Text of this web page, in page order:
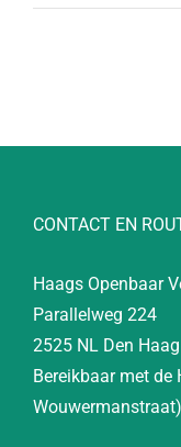
CONTACT EN
Haags Openbaar
Parallelweg 224
2525 NL Den Haag
Bereikbaar met de
Wouwermanstraat)